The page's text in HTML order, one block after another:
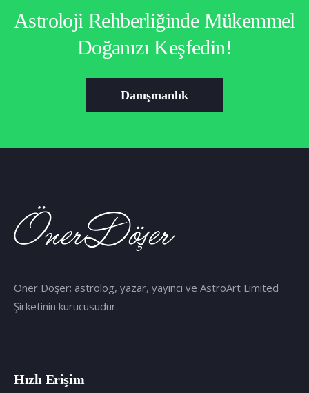
Astroloji Rehberliğinde Mükemmel
Doğanızı Keşfedin!
Danışmanlık
Öner Döşer; astrolog, yazar, yayıncı ve AstroArt Limited
Şirketinin kurucusudur.
Hızlı Erişim